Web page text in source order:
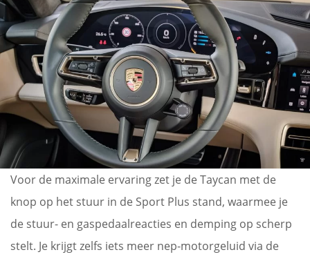
Voor de maximale ervaring zet je de Taycan met de
knop op het stuur in de Sport Plus stand, waarmee je
de stuur- en gaspedaalreacties en demping op scherp
stelt. Je krijgt zelfs iets meer nep-motorgeluid via de